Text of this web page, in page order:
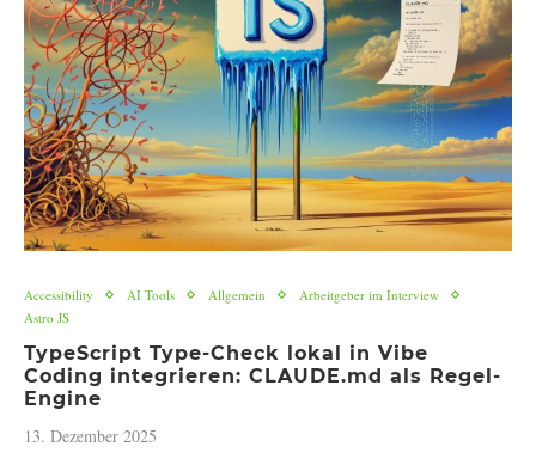
Accessibility AI Tools Allgemein
Arbeitgeber im Interview
Astro JS
TypeScript Type-Check lokal in Vibe
Coding integrieren: CLAUDE.md als Regel-
Engine
13. Dezember 2025